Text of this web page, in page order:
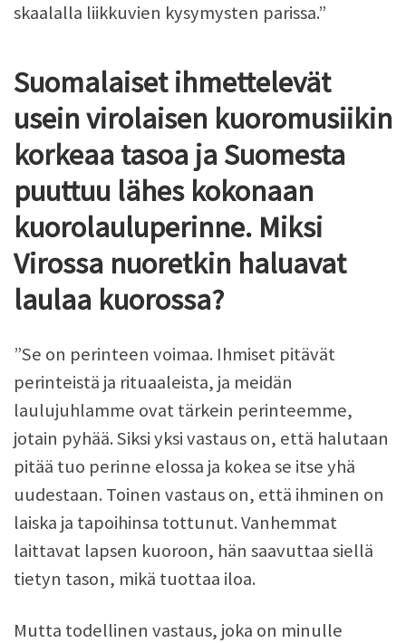
skaalalla liikkuvien kysymysten parissa.”
Suomalaiset ihmettelevät
usein virolaisen kuoromusiikin
korkeaa tasoa ja Suomesta
puuttuu lähes kokonaan
kuorolauluperinne. Miksi
Virossa nuoretkin haluavat
laulaa kuorossa?
”Se on perinteen voimaa. Ihmiset pitävät
perinteistä ja rituaaleista, ja meidän
laulujuhlamme ovat tärkein perinteemme,
jotain pyhää. Siksi yksi vastaus on, että halutaan
pitää tuo perinne elossa ja kokea se itse yhä
uudestaan. Toinen vastaus on, että ihminen on
laiska ja tapoihinsa tottunut. Vanhemmat
laittavat lapsen kuoroon, hän saavuttaa siellä
tietyn tason, mikä tuottaa iloa.
Mutta todellinen vastaus, joka on minulle